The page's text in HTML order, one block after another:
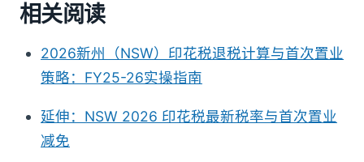
相关阅读
2026新州（NSW）印花税退税计算与首次置业
策略：FY25-26实操指南
延伸：NSW 2026 印花税最新税率与首次置业
减免